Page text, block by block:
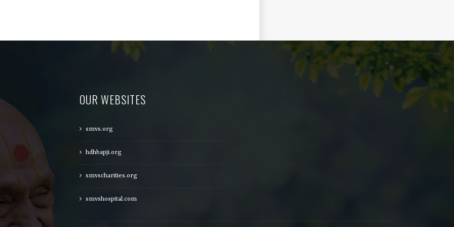
OUR WEBSITES
smvs.org
hdhbapji.org
smvscharities.org
smvshospital.com